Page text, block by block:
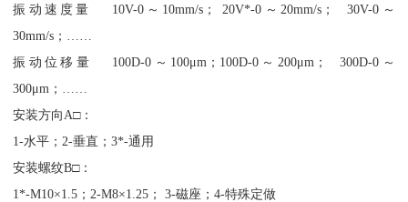
振动速度量 10V-0～10mm/s； 20V*-0～20mm/s； 30V-0～
30mm/s；……
振动位移量 100D-0～100μm；100D-0～200μm； 300D-0～
300μm；……
安装方向A□：
1-水平；2-垂直；3*-通用
安装螺纹B□：
1*-M10×1.5；2-M8×1.25； 3-磁座；4-特殊定做